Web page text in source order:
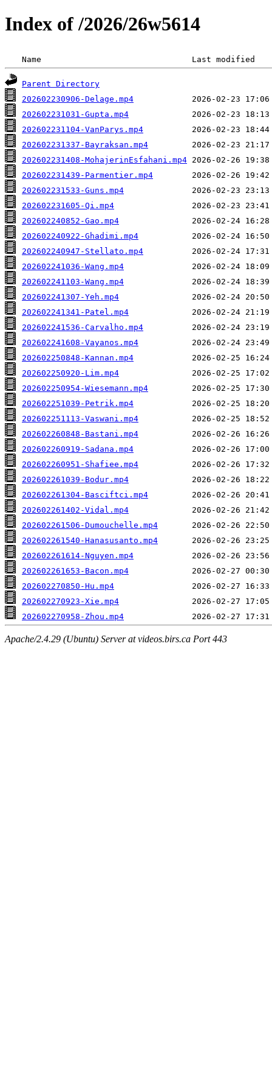
Index of /2026/26w5614
Name                               Last modified
Parent Directory
202602230906-Delage.mp4
202602231031-Gupta.mp4
202602231104-VanParys.mp4
202602231337-Bayraksan.mp4
202602231408-MohajerinEsfahani.mp4
202602231439-Parmentier.mp4
202602231533-Guns.mp4
202602231605-Qi.mp4
202602240852-Gao.mp4
202602240922-Ghadimi.mp4
202602240947-Stellato.mp4
202602241036-Wang.mp4
202602241103-Wang.mp4
202602241307-Yeh.mp4
202602241341-Patel.mp4
202602241536-Carvalho.mp4
202602241608-Vayanos.mp4
202602250848-Kannan.mp4
202602250920-Lim.mp4
202602250954-Wiesemann.mp4
202602251039-Petrik.mp4
202602251113-Vaswani.mp4
202602260848-Bastani.mp4
202602260919-Sadana.mp4
202602260951-Shafiee.mp4
202602261039-Bodur.mp4
202602261304-Basciftci.mp4
202602261402-Vidal.mp4
202602261506-Dumouchelle.mp4
202602261540-Hanasusanto.mp4
202602261614-Nguyen.mp4
202602261653-Bacon.mp4
202602270850-Hu.mp4
202602270923-Xie.mp4
202602270958-Zhou.mp4
Apache/2.4.29 (Ubuntu) Server at videos.birs.ca Port 443